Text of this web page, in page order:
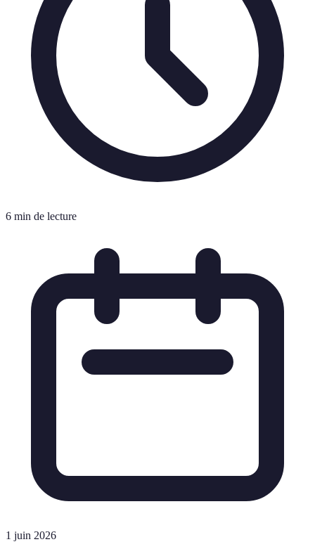
6 min de lecture
1 juin 2026